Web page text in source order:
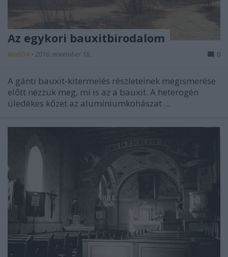
Az egykori bauxitbirodalom
MaNDA • 2016. november 18. 0
A gánti bauxit-kitermelés részleteinek megismerése
előtt nézzük meg, mi is az a bauxit. A heterogén
üledékes kőzet az alumíniumkohászat ...